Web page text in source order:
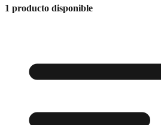
1 producto disponible